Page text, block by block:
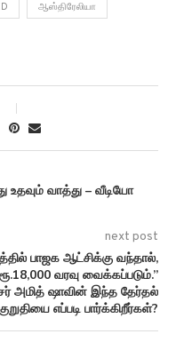
ஆஸ்திரேலியா
உதவும் வாத்து – வீடியோ
next post
பாஜக ஆட்சிக்கு வந்தால்,
வரவு வைக்கப்படும்.”
அமித் ஷாவின் இந்த தேர்தல்
எப்படி பார்க்கிறீர்கள்?